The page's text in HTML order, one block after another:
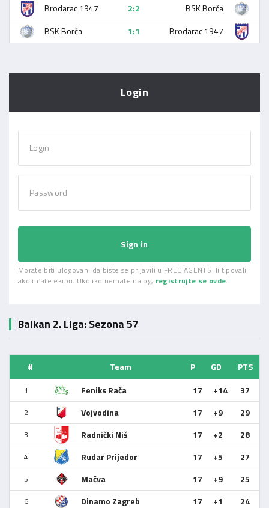
Brodarac 1947 2:2
BSK Borča
BSK Borča
1:1 Brodarac 1947
Login
Login
Password
Sign in
Morate biti ulogovani da biste se prijavili u FREE AGENTS ili tipovali
ako imate ekipu. Ukoliko nemate nalog, registrujte se ovde.
Balkan 2. Liga: Sezona 57
# Team P GD PTS
1 Feniks Rača 17 +14 37
2 Vojvodina 17 +9 29
3 Radnički Niš 17 +2 28
4 Rudar Prijedor 17 +5 27
5 Mačva 17 +9 25
6 Dinamo Zagreb 17 +1 24